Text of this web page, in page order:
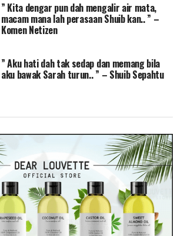
” Kita dengar pun dah mengalir air mata,
macam mana lah perasaan Shuib kan.. ” –
Komen Netizen
” Aku hati dah tak sedap dan memang bila
aku bawak Sarah turun.. ” – Shuib Sepahtu